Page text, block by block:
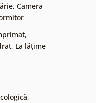
, Camera
, La lățime
,